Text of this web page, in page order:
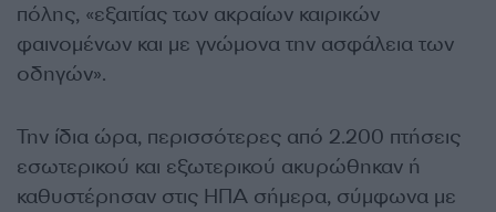
πόλης, «εξαιτίας των ακραίων καιρικών
φαινομένων και με γνώμονα την ασφάλεια των
οδηγών».
Την ίδια ώρα, περισσότερες από 2.200 πτήσεις
εσωτερικού και εξωτερικού ακυρώθηκαν ή
καθυστέρησαν στις ΗΠΑ σήμερα, σύμφωνα με